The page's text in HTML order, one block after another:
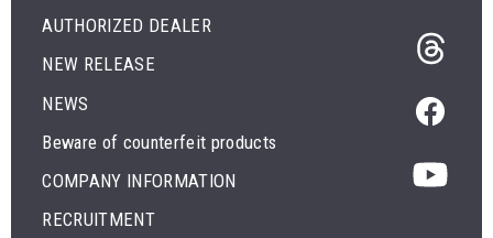
AUTHORIZED DEALER
NEW RELEASE
NEWS
Beware of counterfeit products
COMPANY INFORMATION
RECRUITMENT